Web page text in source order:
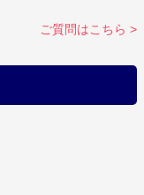
ご質問はこちら >